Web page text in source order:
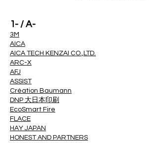
1- / A-
3M
AICA
AICA TECH KENZAI CO.,LTD.
ARC-X
AFJ
ASSIST
Création Baumann
DNP 大日本印刷
EcoSmart Fire
FLACE
HAY JAPAN
HONEST AND PARTNERS